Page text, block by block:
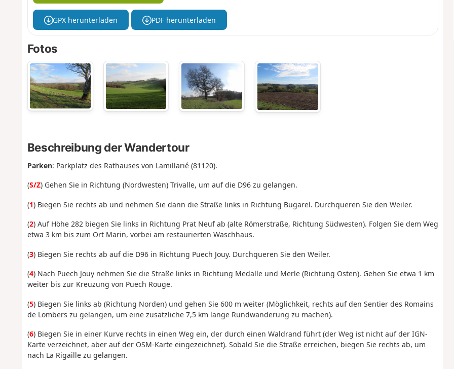
GPX herunterladen PDF herunterladen
Fotos
Beschreibung der Wandertour
Parken: Parkplatz des Rathauses von Lamillarié (81120).
(S/Z) Gehen Sie in Richtung (Nordwesten) Trivalle, um auf die D96 zu gelangen.
(1) Biegen Sie rechts ab und nehmen Sie dann die Straße links in Richtung Bugarel. Durchqueren Sie den Weiler.
(2) Auf Höhe 282 biegen Sie links in Richtung Prat Neuf ab (alte Römerstraße, Richtung Südwesten). Folgen Sie dem Weg
etwa 3 km bis zum Ort Marin, vorbei am restaurierten Waschhaus.
(3) Biegen Sie rechts ab auf die D96 in Richtung Puech Jouy. Durchqueren Sie den Weiler.
(4) Nach Puech Jouy nehmen Sie die Straße links in Richtung Medalle und Merle (Richtung Osten). Gehen Sie etwa 1 km
weiter bis zur Kreuzung von Puech Rouge.
(5) Biegen Sie links ab (Richtung Norden) und gehen Sie 600 m weiter (Möglichkeit, rechts auf den Sentier des Romains
de Lombers zu gelangen, um eine zusätzliche 7,5 km lange Rundwanderung zu machen).
(6) Biegen Sie in einer Kurve rechts in einen Weg ein, der durch einen Waldrand führt (der Weg ist nicht auf der IGN-
Karte verzeichnet, aber auf der OSM-Karte eingezeichnet). Sobald Sie die Straße erreichen, biegen Sie rechts ab, um
nach La Rigaille zu gelangen.